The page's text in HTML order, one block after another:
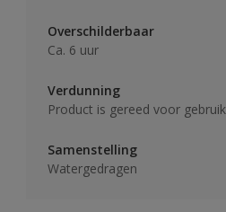
Overschilderbaar
Ca. 6 uur
Verdunning
Product is gereed voor gebruik
Samenstelling
Watergedragen